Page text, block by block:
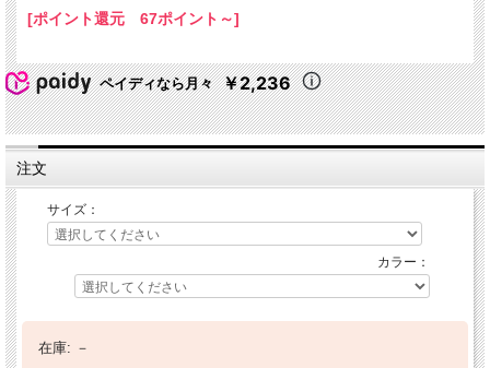
[ポイント還元 67ポイント～]
ペイディなら月々 ￥2,236
注文
サイズ：
カラー：
在庫: －